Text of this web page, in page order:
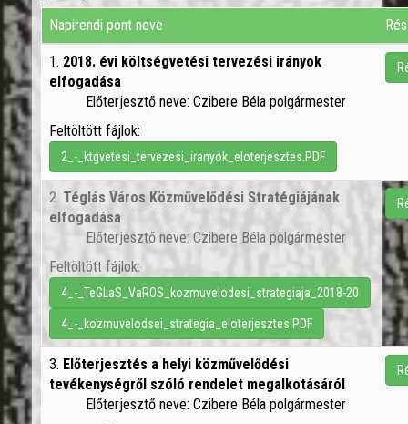
Napirendi pont neve
1. 2018. évi költségvetési tervezési irányok
elfogadása
Előterjesztő neve: Czibere Béla polgármester
Feltöltött fájlok:
2_-_ktgvetesi_tervezesi_iranyok_eloterjesztes.PDF
2. Téglás Város Közművelődési Stratégiájának
elfogadása
Előterjesztő neve: Czibere Béla polgármester
Feltöltött fájlok:
4_-_TeGLaS_VaROS_kozmuvelodesi_strategiaja_2018-20
4_-_kozmuvelodsei_strategia_eloterjesztes.PDF
3. Előterjesztés a helyi közművelődési
tevékenységről szóló rendelet megalkotásáról
Előterjesztő neve: Czibere Béla polgármester